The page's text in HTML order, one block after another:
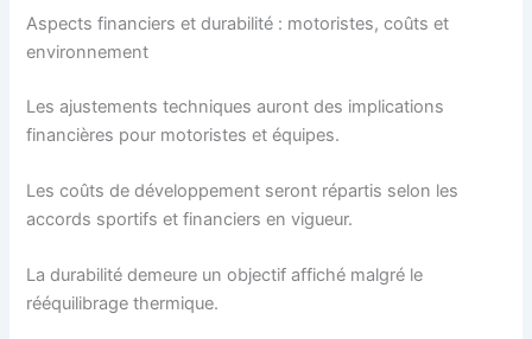
Aspects financiers et durabilité : motoristes, coûts et
environnement
Les ajustements techniques auront des implications
financières pour motoristes et équipes.
Les coûts de développement seront répartis selon les
accords sportifs et financiers en vigueur.
La durabilité demeure un objectif affiché malgré le
rééquilibrage thermique.